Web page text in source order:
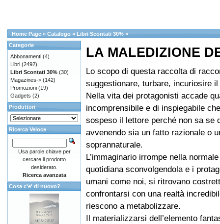
Home Page » Catalogo » Libri Scontati 30% »
LA MALEDIZIONE
Lo scopo di questa raccolta di
suggestionare, turbare, incuriosire
Nella vita dei protagonisti accade
incomprensibile e di inspiegabile
sospeso il lettore perché non sa se
avvenendo sia un fatto razionale o
soprannaturale.
L’immaginario irrompe nella
quotidiana sconvolgendola e i
umani come noi, si ritrovano
confrontarsi con una realtà
riescono a metabolizzare.
Il materializzarsi dell’elemento
Categorie
Abbonamenti (4)
Libri (2492)
Libri Scontati 30% (30)
Magazines-> (142)
Promozioni (19)
Gadgets (2)
Produttori
Ricerca Veloce
Usa parole chiave per
cercare il prodotto
desiderato.
Ricerca avanzata
Cosa c'e' di nuovo?